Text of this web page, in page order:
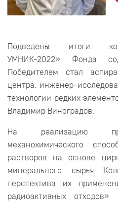
Подведены итоги
УМНИК-2022» Фонда
Победителем стал
центра, инженер-
технологии редких
Владимир Виноградов.
На реализацию
механохимического
растворов на основе
минерального сырья
перспектива их
радиоактивных